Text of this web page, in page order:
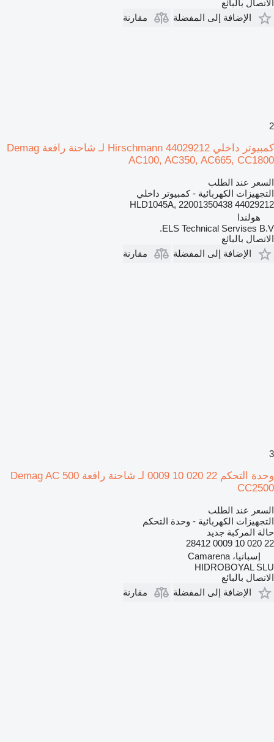
الاتصال بالبائع
الإضافة إلى المفضلة
مقارنة
2
كمبيوتر داخلي Hirschmann 44029212 لـ شاحنة رافعة Demag
AC100, AC350, AC665, CC1800
السعر عند الطلب
التجهيزات الكهربائية - كمبيوتر داخلي
44029212 HLD1045A, 22001350438
هولندا
ELS Technical Servises B.V.
الاتصال بالبائع
الإضافة إلى المفضلة
مقارنة
3
وحدة التحكم 22 020 10 0009 لـ شاحنة رافعة Demag AC 500
CC2500
السعر عند الطلب
التجهيزات الكهربائية - وحدة التحكم
حالة المركبة جديد
22 020 10 0009 28412
إسبانيا، Camarena
HIDROBOYAL SLU
الاتصال بالبائع
الإضافة إلى المفضلة
مقارنة